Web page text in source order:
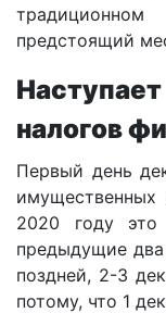
предстоящий
налогов
Первый день
2020 году
предыдущие
поздней, 2-3
потому, что 1